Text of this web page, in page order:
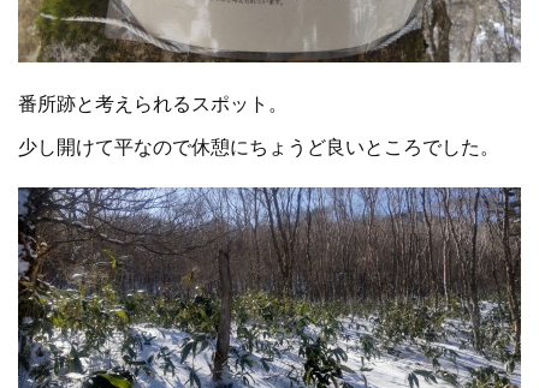
番所跡と考えられるスポット。
少し開けて平なので休憩にちょうど良いところでした。